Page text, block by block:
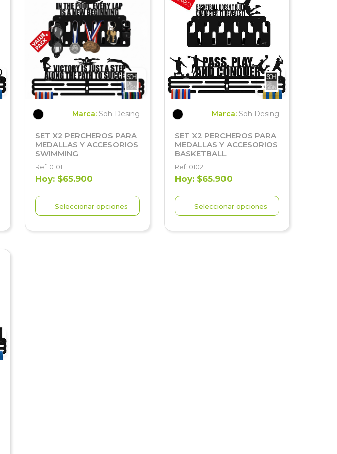
Marca: Soh Desing
SET X2 PERCHEROS PARA
MEDALLAS Y ACCESORIOS
SWIMMING
Ref: 0101
Hoy: $65.900
Seleccionar opciones
Marca: Soh Desing
SET X2 PERCHEROS PARA
MEDALLAS Y ACCESORIOS
BASKETBALL
Ref: 0102
Hoy: $65.900
Seleccionar opciones